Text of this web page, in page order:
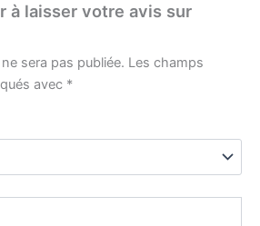
à laisser votre avis sur
sera pas publiée. Les champs
avec *